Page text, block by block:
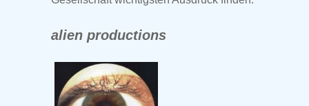
alien productions